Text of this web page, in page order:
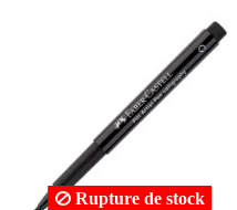
Rupture de stock